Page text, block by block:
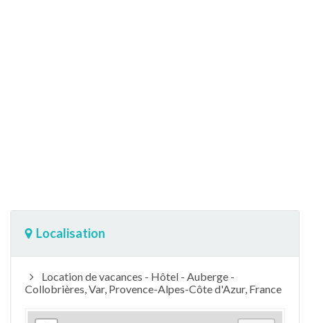
Localisation
Location de vacances - Hôtel - Auberge -
Collobrières, Var, Provence-Alpes-Côte d'Azur, France